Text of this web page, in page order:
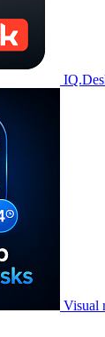
Visual